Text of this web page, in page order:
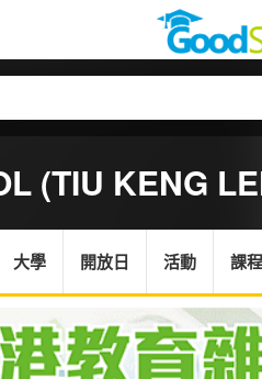
(TIU KENG
大學 開放日 活動 課程